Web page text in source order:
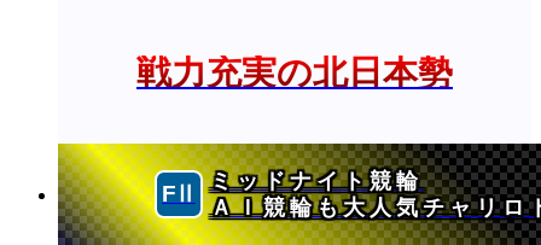
戦力充実の北日本勢
ミッドナイト競輪
ＡＩ競輪も大人気チャリロ